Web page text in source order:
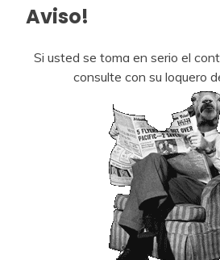
Aviso!
Si usted se toma en serio el
consulte con su loquero